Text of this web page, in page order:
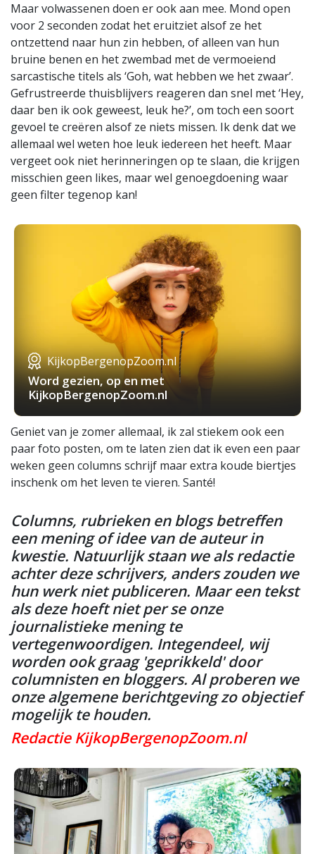
Maar volwassenen doen er ook aan mee. Mond open
voor 2 seconden zodat het eruitziet alsof ze het
ontzettend naar hun zin hebben, of alleen van hun
bruine benen en het zwembad met de vermoeiend
sarcastische titels als ‘Goh, wat hebben we het zwaar’.
Gefrustreerde thuisblijvers reageren dan snel met ‘Hey,
daar ben ik ook geweest, leuk he?’, om toch een soort
gevoel te creëren alsof ze niets missen. Ik denk dat we
allemaal wel weten hoe leuk iedereen het heeft. Maar
vergeet ook niet herinneringen op te slaan, die krijgen
misschien geen likes, maar wel genoegdoening waar
geen filter tegenop kan!
KijkopBergenopZoom.nl
Word gezien, op en met
KijkopBergenopZoom.nl
Geniet van je zomer allemaal, ik zal stiekem ook een
paar foto posten, om te laten zien dat ik even een paar
weken geen columns schrijf maar extra koude biertjes
inschenk om het leven te vieren. Santé!
Columns, rubrieken en blogs betreffen
een mening of idee van de auteur in
kwestie. Natuurlijk staan we als redactie
achter deze schrijvers, anders zouden we
hun werk niet publiceren. Maar een tekst
als deze hoeft niet per se onze
journalistieke mening te
vertegenwoordigen. Integendeel, wij
worden ook graag 'geprikkeld' door
columnisten en bloggers. Al proberen we
onze algemene berichtgeving zo objectief
mogelijk te houden.
Redactie KijkopBergenopZoom.nl